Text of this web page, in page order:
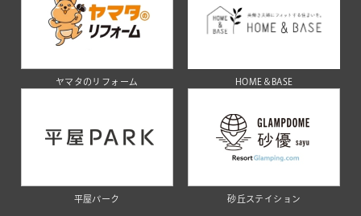
ヤマタのリフォーム HOME＆BASE
平屋パーク 砂丘ステイション